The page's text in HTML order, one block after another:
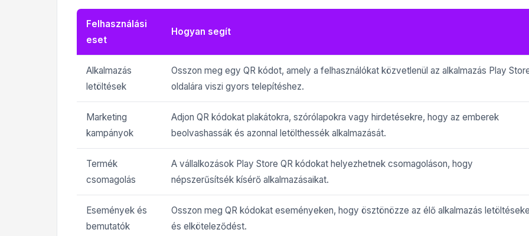
Felhasználási
eset
Hogyan segít
Alkalmazás
letöltések
Osszon meg egy QR kódot, amely a felhasználókat közvetlenül az alkalmazás Play
oldalára viszi gyors telepítéshez.
Marketing
kampányok
Adjon QR kódokat plakátokra, szórólapokra vagy hirdetésekre, hogy az emberek
beolvashassák és azonnal letölthessék alkalmazását.
Termék
csomagolás
A vállalkozások Play Store QR kódokat helyezhetnek csomagoláson, hogy
népszerűsítsék kísérő alkalmazásaikat.
Események és
bemutatók
Osszon meg QR kódokat eseményeken, hogy ösztönözze az élő alkalmazás
és elköteleződést.